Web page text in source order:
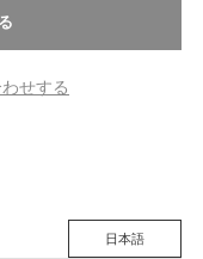
せする
日本語